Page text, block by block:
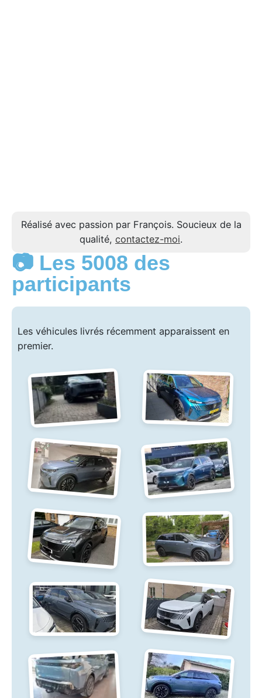
Réalisé avec passion par François. Soucieux de la
qualité, contactez-moi.
📷 Les 5008 des
participants
Les véhicules livrés récemment apparaissent en
premier.